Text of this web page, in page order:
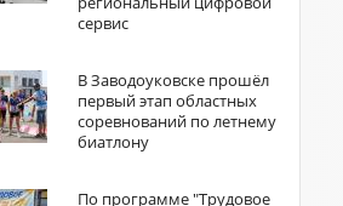
сервис
В Заводоуковске прошёл
первый этап областных
соревнований по летнему
биатлону
По программе "Трудовое